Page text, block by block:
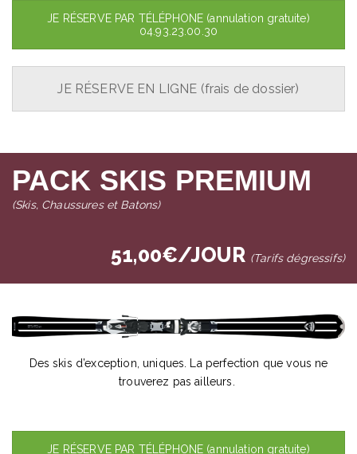
JE RÉSERVE PAR TÉLÉPHONE (annulation gratuite)
04.93.23.00.30
JE RÉSERVE EN LIGNE (frais de dossier)
PACK SKIS PREMIUM
(Skis, Chaussures et Batons)
51,00€/JOUR (Tarifs dégressifs)
Des skis d’exception, uniques. La perfection que vous ne
trouverez pas ailleurs.
JE RÉSERVE PAR TÉLÉPHONE (annulation gratuite)